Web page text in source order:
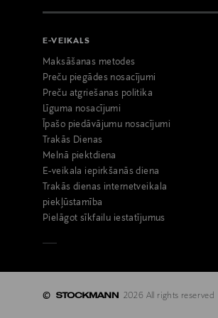
E-VEIKALS
Maksāšanas metodes
Preču piegādes nosacījumi
Preču atgriešanas politika
Līguma nosacījumi
Īpašo piedāvājumu nosacījumi
Trakās Dienas
Melnā piektdiena
E-veikala iepirkšanās diena
Trakās dienas internetveikala
piekļūstamība
Pielāgot sīkfailu iestatījumus
© 2026 All rights reserved